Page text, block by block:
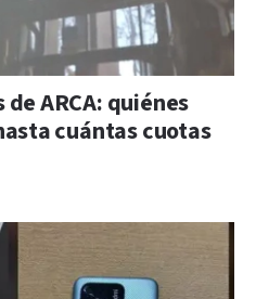
ARCA: quiénes
cuántas cuotas